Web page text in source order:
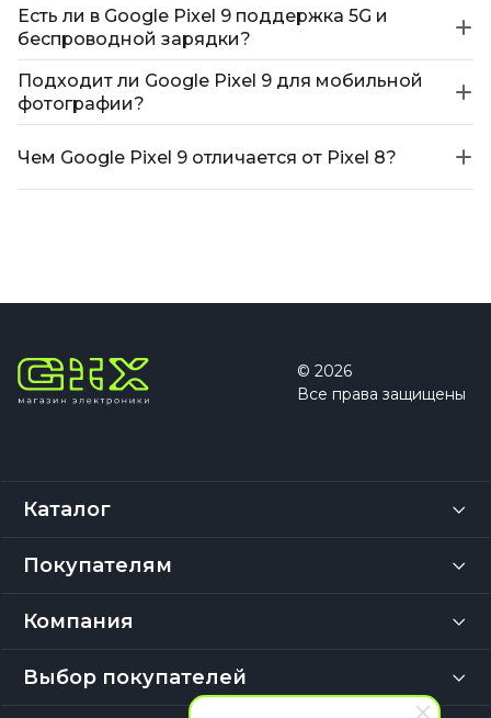
Есть ли в Google Pixel 9 поддержка 5G и
беспроводной зарядки?
Подходит ли Google Pixel 9 для мобильной
фотографии?
Чем Google Pixel 9 отличается от Pixel 8?
© 2026
Все права защищены
Каталог
Покупателям
Компания
Выбор покупателей